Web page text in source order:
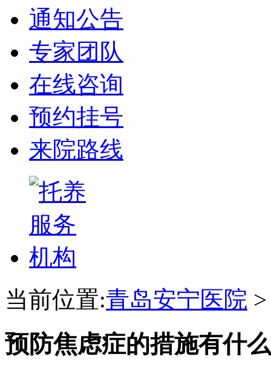
通知公告
专家团队
在线咨询
预约挂号
来院路线
当前位置:青岛安宁医院
预防焦虑症的措施有什